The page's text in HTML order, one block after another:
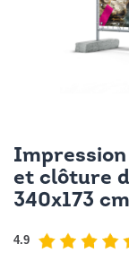
et clôture
340x173 cm
4.9